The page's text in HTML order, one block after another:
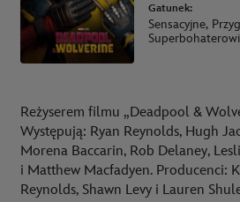
Gatunek:
Sensacyjne,
Reżyserem filmu „Deadpool &
Występują: Ryan Reynolds, Hugh
Morena Baccarin, Rob Delaney,
i Matthew Macfadyen. Producenci:
Reynolds, Shawn Levy i Lauren